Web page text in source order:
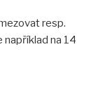
resp.
na 14